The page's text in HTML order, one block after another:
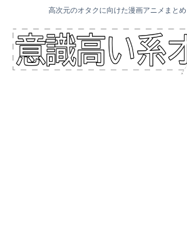
高次元のオタクに向けた漫画アニメまと